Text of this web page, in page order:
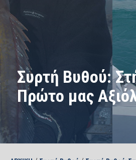
Συρτή Βυθού:
Πρώτο μας